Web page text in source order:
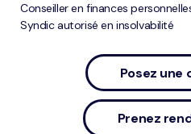
Conseiller en finances
Syndic autorisé en insolvabilité
Posez une
Prenez